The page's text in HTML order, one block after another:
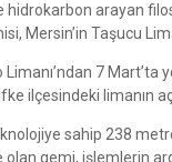
hidrokarbon arayan
Mersin’in Taşucu
Limanı’ndan 7 Mart’ta
ilçesindeki limanın
sahip 238
gemi, işlemlerin